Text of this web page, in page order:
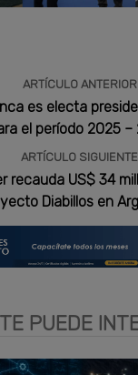
ARTÍCULO ANTERIOR
es electa
el período 2025 –
ARTÍCULO SIGUIENTE
recauda US$ 34
Diabillos en
PUEDE